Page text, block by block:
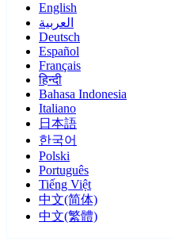
English
العربية
Deutsch
Español
Français
हिन्दी
Bahasa Indonesia
Italiano
日本語
한국어
Polski
Português
Tiếng Việt
中文(简体)
中文(繁體)